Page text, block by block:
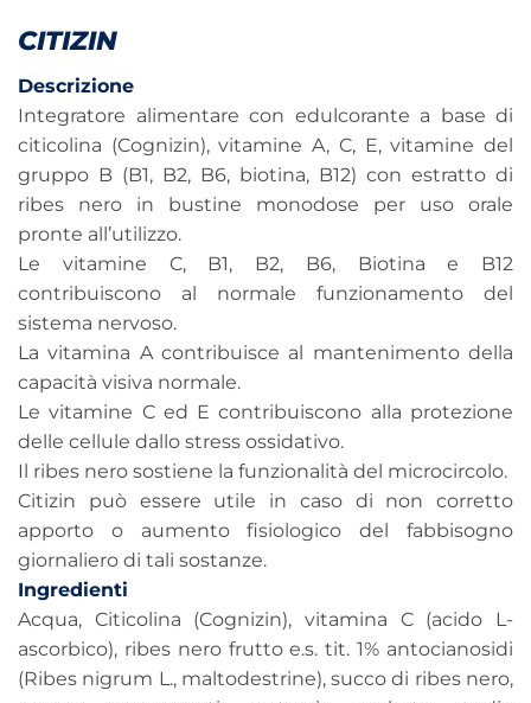
CITIZIN
Descrizione
Integratore alimentare con edulcorante a base di
citicolina (Cognizin), vitamine A, C, E, vitamine del
gruppo B (B1, B2, B6, biotina, B12) con estratto di
ribes nero in bustine monodose per uso orale
pronte all’utilizzo.
Le vitamine C, B1, B2, B6, Biotina e B12
contribuiscono al normale funzionamento del
sistema nervoso.
La vitamina A contribuisce al mantenimento della
capacità visiva normale.
Le vitamine C ed E contribuiscono alla protezione
delle cellule dallo stress ossidativo.
Il ribes nero sostiene la funzionalità del microcircolo.
Citizin può essere utile in caso di non corretto
apporto o aumento fisiologico del fabbisogno
giornaliero di tali sostanze.
Ingredienti
Acqua, Citicolina (Cognizin), vitamina C (acido L-
ascorbico), ribes nero frutto e.s. tit. 1% antocianosidi
(Ribes nigrum L., maltodestrine), succo di ribes nero,